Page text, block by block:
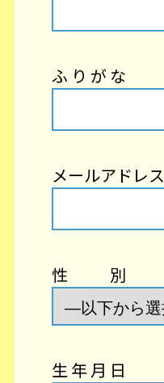
ふ り が な
メールアドレス
性 別
生 年 月 日